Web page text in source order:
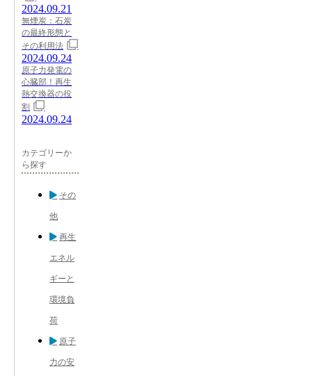
2024.09.21
無煙炭：石炭
の最終形態と
その利用法
2024.09.24
原子力発電の
心臓部！再生
熱交換器の役
割
2024.09.24
カテゴリーか
ら探す
その
他
再生
エネル
ギーと
環境負
荷
原子
力の安